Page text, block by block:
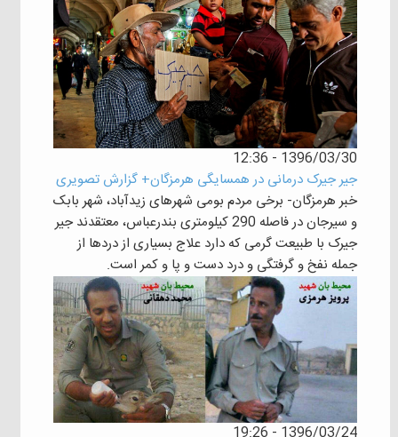
1396/03/30 - 12:36
جیر جیرک درمانی در همسایگی هرمزگان+ گزارش تصویری
خبر هرمزگان- برخی مردم بومی شهرهای زیدآباد، شهر بابک
و سیرجان در فاصله 290 کیلومتری بندرعباس، معتقدند جیر
جیرک با طبیعت گرمی که دارد علاج بسیاری از دردها از
جمله نفخ و گرفتگی و درد دست و پا و کمر است.